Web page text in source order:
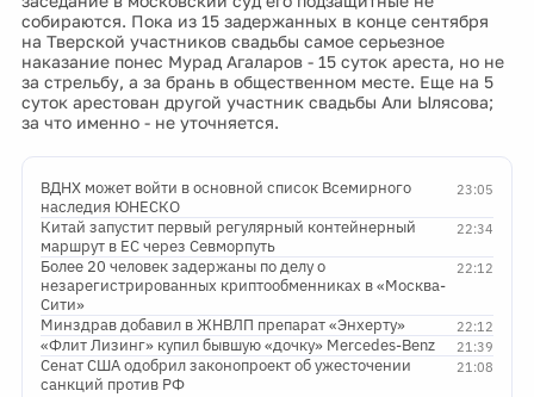
собираются. Пока из 15 задержанных в конце сентября
на Тверской участников свадьбы самое серьезное
наказание понес Мурад Агаларов - 15 суток ареста, но не
за стрельбу, а за брань в общественном месте. Еще на 5
суток арестован другой участник свадьбы Али Ылясова;
за что именно - не уточняется.
23:05
ВДНХ может войти в основной список Всемирного
наследия ЮНЕСКО
22:34
Китай запустит первый регулярный контейнерный
маршрут в ЕС через Севморпуть
22:12
Более 20 человек задержаны по делу о
незарегистрированных криптообменниках в «Москва-
Сити»
22:12
Минздрав добавил в ЖНВЛП препарат «Энхерту»
21:39
«Флит Лизинг» купил бывшую «дочку» Mercedes-Benz
21:08
Сенат США одобрил законопроект об ужесточении
санкций против РФ